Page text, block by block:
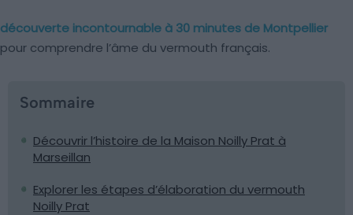
découverte incontournable à 30 minutes de Montpellier
pour comprendre l’âme du vermouth français.
Sommaire
Découvrir l’histoire de la Maison Noilly Prat à
Marseillan
Explorer les étapes d’élaboration du vermouth
Noilly Prat